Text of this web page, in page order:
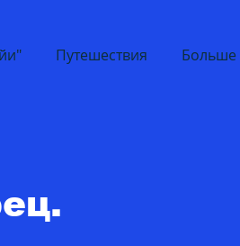
Путешествия Больше